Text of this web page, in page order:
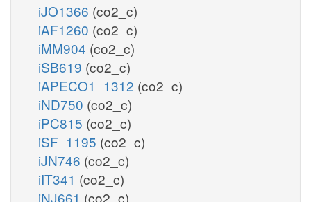
iJO1366 (co2_c)
iAF1260 (co2_c)
iMM904 (co2_c)
iSB619 (co2_c)
iAPECO1_1312 (co2_c)
iND750 (co2_c)
iPC815 (co2_c)
iSF_1195 (co2_c)
iJN746 (co2_c)
iIT341 (co2_c)
iNJ661 (co2_c)